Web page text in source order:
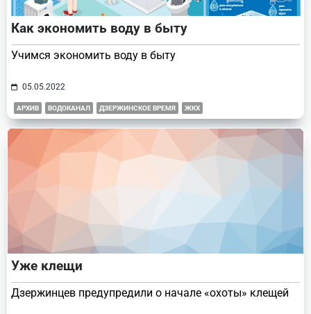
Как экономить воду в быту
Учимся экономить воду в быту
05.05.2022
АРХИВ ВОДОКАНАЛ ДЗЕРЖИНСКОЕ ВРЕМЯ ЖКХ
Уже клещи
Дзержинцев предупредили о начале «охоты» клещей